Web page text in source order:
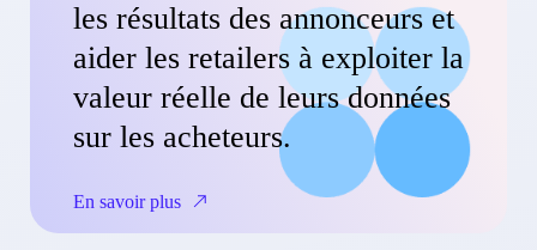
les résultats des annonceurs et
aider les retailers à exploiter la
valeur réelle de leurs données
sur les acheteurs.
En savoir plus